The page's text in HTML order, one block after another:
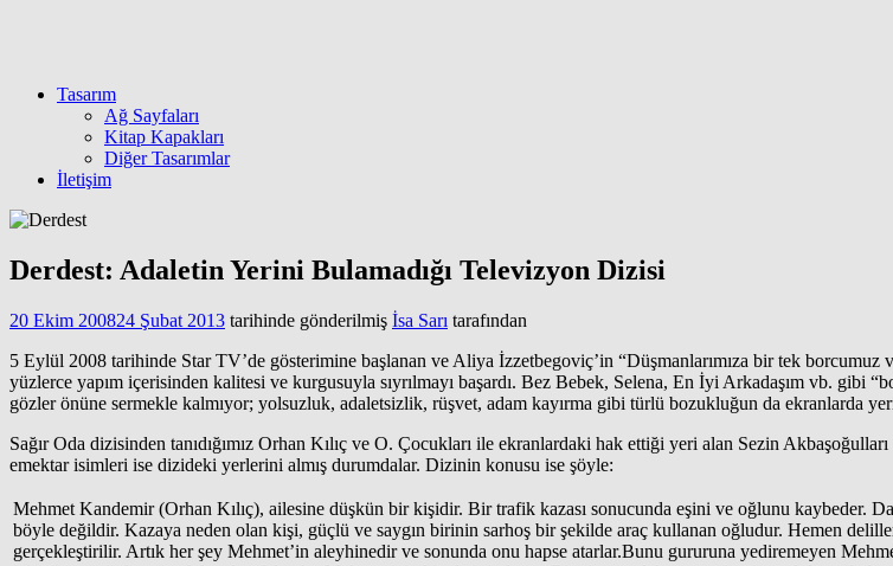
Tasarım
Ağ Sayfaları
Kitap Kapakları
Diğer Tasarımlar
İletişim
Derdest: Adaletin Yerini Bulamadığı Televizyon Dizisi
20 Ekim 200824 Şubat 2013 tarihinde gönderilmiş İsa Sarı tarafından
5 Eylül 2008 tarihinde Star TV’de gösterimine başlanan ve Aliya İzzetbegoviç’in “Düşmanlarımıza bir tek
yüzlerce yapım içerisinden kalitesi ve kurgusuyla sıyrılmayı başardı. Bez Bebek, Selena, En İyi Arkadaşım vb. gibi
gözler önüne sermekle kalmıyor; yolsuzluk, adaletsizlik, rüşvet, adam kayırma gibi türlü bozukluğun da ekranlarda
Sağır Oda dizisinden tanıdığımız Orhan Kılıç ve O. Çocukları ile ekranlardaki hak ettiği yeri alan Sezin
emektar isimleri ise dizideki yerlerini almış durumdalar. Dizinin konusu ise şöyle:
Mehmet Kandemir (Orhan Kılıç), ailesine düşkün bir kişidir. Bir trafik kazası sonucunda eşini ve oğlunu kaybeder.
böyle değildir. Kazaya neden olan kişi, güçlü ve saygın birinin sarhoş bir şekilde araç kullanan oğludur. Hemen
gerçekleştirilir. Artık her şey Mehmet’in aleyhinedir ve sonunda onu hapse atarlar.Bunu gururuna yediremeyen